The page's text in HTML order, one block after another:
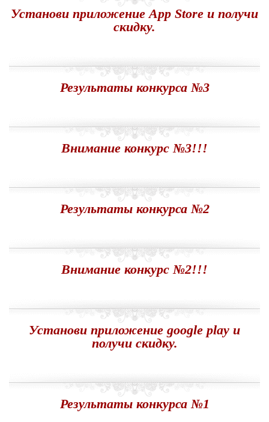
Установи приложение App Store и получи
скидку.
Результаты конкурса №3
Внимание конкурс №3!!!
Результаты конкурса №2
Внимание конкурс №2!!!
Установи приложение google play и
получи скидку.
Результаты конкурса №1